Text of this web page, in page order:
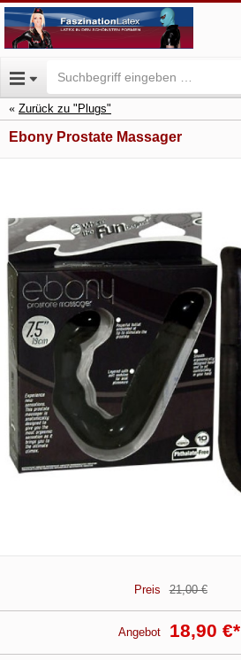
Zurück zu "Plugs"
Ebony Prostate Massager
Preis 21,00 €
Angebot 18,90 €*